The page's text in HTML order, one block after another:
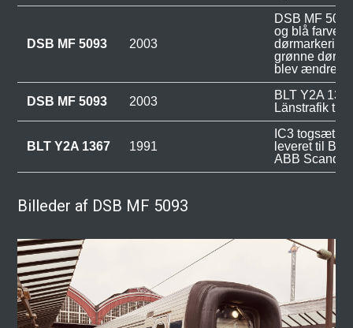
DSB MF 5093 2003
DSB MF
og blå farver
grønne
blev ændret
DSB MF 5093 2003
BLT Y2A
Länstrafik til
BLT Y2A 1367 1991
IC3 togsæt
leveret til
ABB Scandia
Billeder af DSB MF 5093